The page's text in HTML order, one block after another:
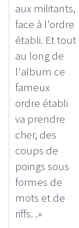
aux militants,
face à l'ordre
établi. Et tout
au long de
l'album ce
fameux
ordre établi
va prendre
cher, des
coups de
poings sous
formes de
mots et de
riffs. .»